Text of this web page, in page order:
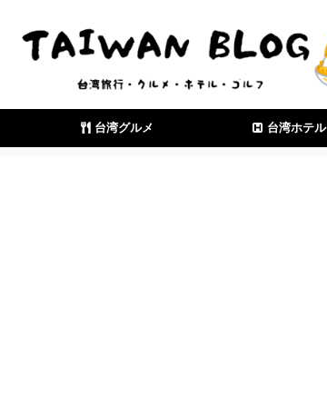
台湾グルメ 台湾ホテル